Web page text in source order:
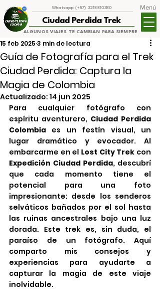
ALGUNOS VIAJES TE CAMBIAN PARA SIEMPRE
Whatsapp (+57) 3218810380
Ciudad Perdida Trek
Menú
Guía de Fotografía para el Trek
Ciudad Perdida: Captura la
Magia de Colombia
15 feb 2025 3 min de lectura
Actualizado: 14 jun 2025
Para cualquier fotógrafo con
espíritu aventurero, Ciudad Perdida
Colombia es un festín visual, un
lugar dramático y evocador. Al
embarcarme en el Lost City Trek
Expedición Ciudad Perdida, descubrí
que cada momento tiene el
potencial para una foto
impresionante: desde los senderos
selváticos bañados por el sol hasta
las ruinas ancestrales bajo una luz
dorada. Este trek es, sin duda, el
paraíso de un fotógrafo. Aquí
comparto mis consejos y
experiencias para ayudarte a
capturar la magia de este viaje
inolvidable.